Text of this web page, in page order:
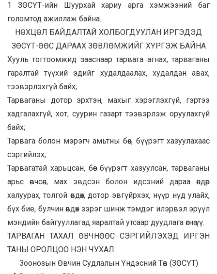
1 ЗӨСҮТ-ийн Шуурхай хариу арга хэмжээний баг
голомтод ажиллаж байна.
НӨХЦӨЛ БАЙДАЛТАЙ ХОЛБОГДУУЛАН ИРГЭДЭД
ЗӨСҮТ-ӨӨС ДАРААХ ЗӨВЛӨМЖИЙГ ХҮРГЭЖ БАЙНА
Хууль тогтоомжид зааснаар тарвага агнах, тарваганы
гаралтай түүхий эдийг худалдаалах, худалдан авах,
тээвэрлэхгүй байх;
Тарваганы дотор эрхтэн, махыг хэрэглэхгүй, гэртээ
хадгалахгүй, хот, суурин газарт тээвэрлэж оруулахгүй
байх;
Тарвага болон мэрэгч амьтны бөөс, бүүрэгт хазуулахаас
сэргийлэх;
Тарвагатай харьцсан, бөөс бүүрэгт хазуулсан, тарваганы
арьс өвчсөн, мах эвдсэн болон идсэний дараа өндөр
халуурах, толгой өвдөх, дотор эвгүйрхэх, нүүр нүд улайх,
бүх бие, булчин өвдөх зэрэг шинж тэмдэг илэрвэл эрүүл
мэндийн байгууллагад яаралтай утсаар дуудлага өгнө үү.
ТАРВАГАН ТАХАЛ ӨВЧНӨӨС СЭРГИЙЛЭХЭД ИРГЭН
ТАНЫ ОРОЛЦОО НЭН ЧУХАЛ.
Зоонозын Өвчин Судлалын Үндэсний Төв (ЗӨСҮТ)